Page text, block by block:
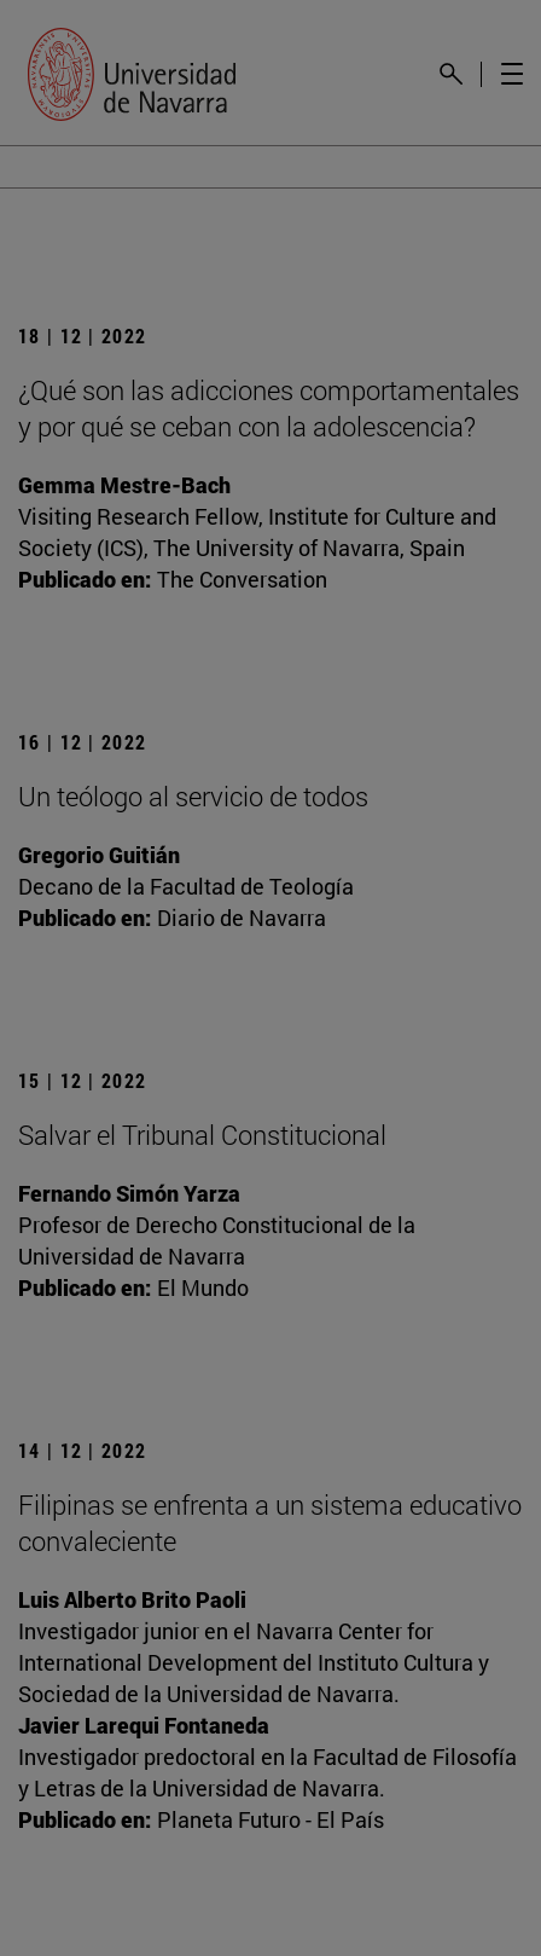
18 | 12 | 2022
¿Qué son las adicciones comportamentales
y por qué se ceban con la adolescencia?
Gemma Mestre-Bach
Visiting Research Fellow, Institute for Culture and
Society (ICS), The University of Navarra, Spain
Publicado en: The Conversation
16 | 12 | 2022
Un teólogo al servicio de todos
Gregorio Guitián
Decano de la Facultad de Teología
Publicado en: Diario de Navarra
15 | 12 | 2022
Salvar el Tribunal Constitucional
Fernando Simón Yarza
Profesor de Derecho Constitucional de la
Universidad de Navarra
Publicado en: El Mundo
14 | 12 | 2022
Filipinas se enfrenta a un sistema educativo
convaleciente
Luis Alberto Brito Paoli
Investigador junior en el Navarra Center for
International Development del Instituto Cultura y
Sociedad de la Universidad de Navarra.
Javier Larequi Fontaneda
Investigador predoctoral en la Facultad de Filosofía
y Letras de la Universidad de Navarra.
Publicado en: Planeta Futuro - El País